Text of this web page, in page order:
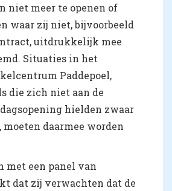
niet meer te openen of
waar zij niet, bijvoorbeeld
uitdrukkelijk mee
Situaties in het
Paddepoel,
die zich niet aan de
hielden zwaar
moeten daarmee worden
met een panel van
dat zij verwachten dat de